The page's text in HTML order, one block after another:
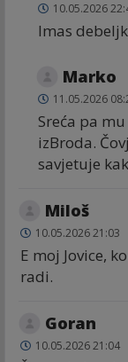
10.05.2026
Imas
Marko
11.05.2026
Sreća pa
izBroda.
savjetuje
Miloš
10.05.2026 21:03
E moj Jovice,
radi.
Goran
10.05.2026 21:04